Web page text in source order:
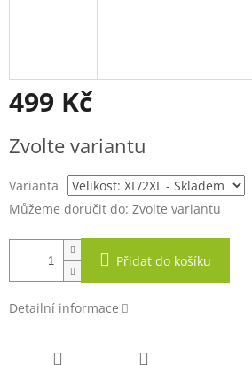
499 Kč
cena:
Zvolte variantu
Varianta
Můžeme doručit do: Zvolte variantu
Přidat do košíku
Detailní informace